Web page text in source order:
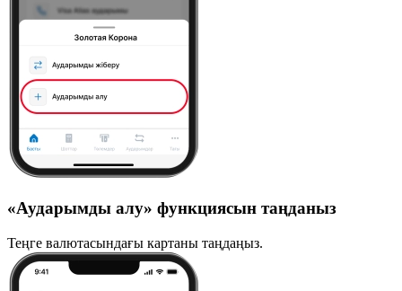
«Аударымды алу» функциясын таңданыз
Теңге валютасындағы картаны таңдаңыз.